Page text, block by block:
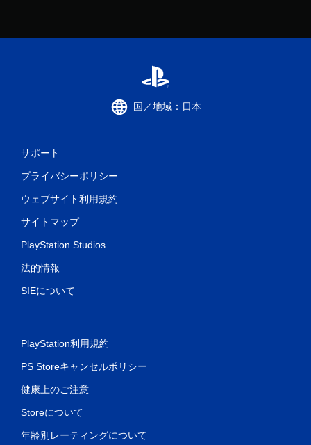
国／地域：日本
サポート
プライバシーポリシー
ウェブサイト利用規約
サイトマップ
PlayStation Studios
法的情報
SIEについて
PlayStation利用規約
PS Storeキャンセルポリシー
健康上のご注意
Storeについて
年齢別レーティングについて